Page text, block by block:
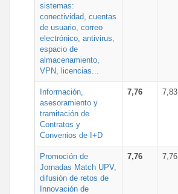
sistemas:
conectividad, cuentas
de usuario, correo
electrónico, antivirus,
espacio de
almacenamiento,
VPN, licencias...
Información,
asesoramiento y
tramitación de
Contratos y
Convenios de I+D
7,76 7,83
Promoción de
Jornadas Match UPV,
difusión de retos de
Innovación de
7,76 7,76